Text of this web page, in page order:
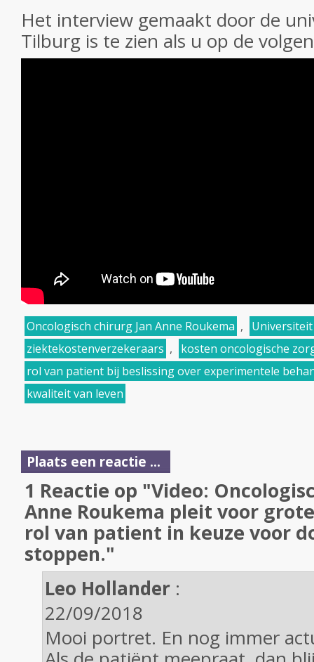
Het interview gemaakt door de
Tilburg is te zien als u op de
Oncologisch chirurg Jan Anne Roukema ,
ziektekostenverzekeraars ,
kosten oncologische
rol van patient bij beslissing over experimentele
kwaliteit van leven
Plaats een reactie ...
1 Reactie op "Video:
Anne Roukema pleit voor
rol van patient in keuze voor
stoppen."
Leo Hollander :
22/09/2018
Mooi portret. En nog immer